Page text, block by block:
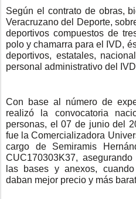
Según el contrato de obras,
Veracruzano del Deporte,
deportivos compuestos de
polo y chamarra para el IVD,
deportivos, estatales,
personal administrativo del
Con base al número de
realizó la convocatoria
personas, el 07 de junio del
fue la Comercializadora
cargo de Semiramis
CUC170303K37,
las bases y anexos,
daban mejor precio y más